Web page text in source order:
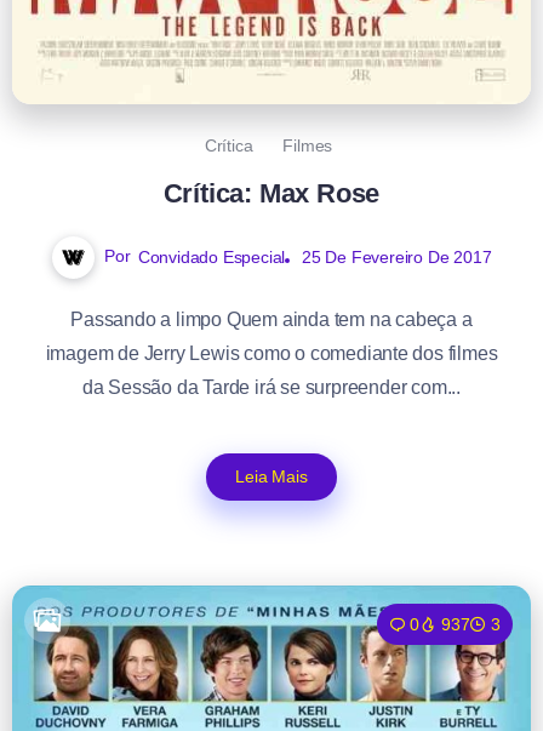
Crítica Filmes
Crítica: Max Rose
Por Convidado Especial 25 De Fevereiro De 2017
Passando a limpo Quem ainda tem na cabeça a
imagem de Jerry Lewis como o comediante dos filmes
da Sessão da Tarde irá se surpreender com...
Leia Mais
0 937 3